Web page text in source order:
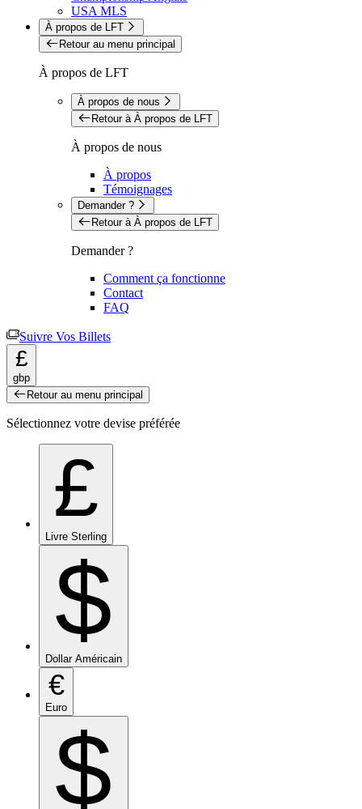
USA MLS
À propos de LFT
Retour au menu principal
À propos de LFT
À propos de nous
Retour à À propos de LFT
À propos de nous
À propos
Témoignages
Demander ?
Retour à À propos de LFT
Demander ?
Comment ça fonctionne
Contact
FAQ
Suivre Vos Billets
£
gbp
Retour au menu principal
Sélectionnez votre devise préférée
£
Livre Sterling
$
Dollar Américain
€
Euro
$